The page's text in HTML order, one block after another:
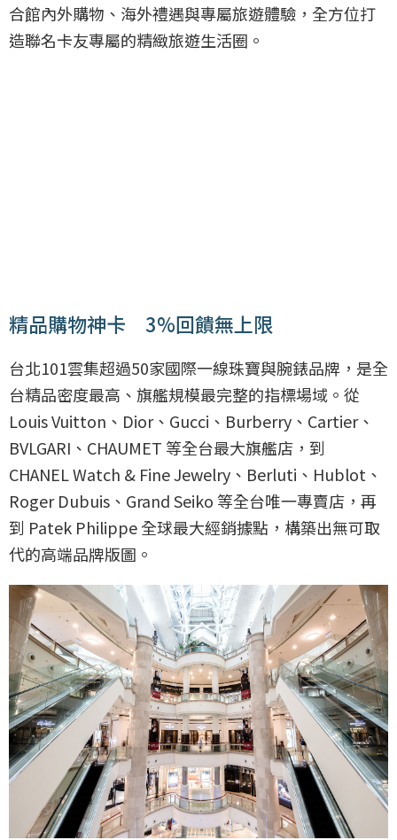
合館內外購物、海外禮遇與專屬旅遊體驗，全方位打
造聯名卡友專屬的精緻旅遊生活圈。
精品購物神卡 3%回饋無上限
台北101雲集超過50家國際一線珠寶與腕錶品牌，是全
台精品密度最高、旗艦規模最完整的指標場域。從
Louis Vuitton、Dior、Gucci、Burberry、Cartier、
BVLGARI、CHAUMET 等全台最大旗艦店，到
CHANEL Watch & Fine Jewelry、Berluti、Hublot、
Roger Dubuis、Grand Seiko 等全台唯一專賣店，再
到 Patek Philippe 全球最大經銷據點，構築出無可取
代的高端品牌版圖。